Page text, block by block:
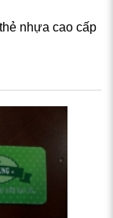
nhựa cao cấp